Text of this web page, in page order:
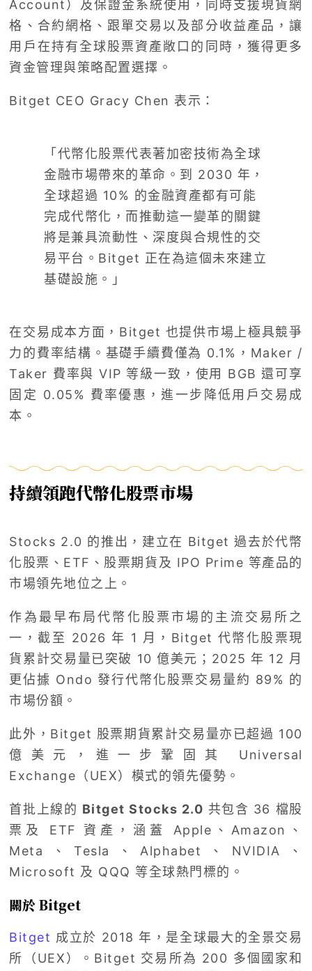
Account）及保證金系統使用，同時支援現貨網
格、合約網格、跟單交易以及部分收益產品，讓
用戶在持有全球股票資產敞口的同時，獲得更多
資金管理與策略配置選擇。
Bitget CEO Gracy Chen 表示：
「代幣化股票代表著加密技術為全球
金融市場帶來的革命。到 2030 年，
全球超過 10% 的金融資產都有可能
完成代幣化，而推動這一變革的關鍵
將是兼具流動性、深度與合規性的交
易平台。Bitget 正在為這個未來建立
基礎設施。」
在交易成本方面，Bitget 也提供市場上極具競爭
力的費率結構。基礎手續費僅為 0.1%，Maker /
Taker 費率與 VIP 等級一致，使用 BGB 還可享
固定 0.05% 費率優惠，進一步降低用戶交易成
本。
持續領跑代幣化股票市場
Stocks 2.0 的推出，建立在 Bitget 過去於代幣
化股票、ETF、股票期貨及 IPO Prime 等產品的
市場領先地位之上。
作為最早布局代幣化股票市場的主流交易所之
一，截至 2026 年 1 月，Bitget 代幣化股票現
貨累計交易量已突破 10 億美元；2025 年 12 月
更佔據 Ondo 發行代幣化股票交易量約 89% 的
市場份額。
此外，Bitget 股票期貨累計交易量亦已超過 100
億美元，進一步鞏固其 Universal
Exchange（UEX）模式的領先優勢。
首批上線的 Bitget Stocks 2.0 共包含 36 檔股
票及 ETF 資產，涵蓋 Apple、Amazon、
Meta、Tesla、Alphabet、NVIDIA、
Microsoft 及 QQQ 等全球熱門標的。
關於 Bitget
Bitget 成立於 2018 年，是全球最大的全景交易
所（UEX）。Bitget 交易所為 200 多個國家和